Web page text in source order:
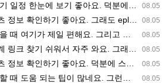
08.05
좋아요. 덕분에 epl중계 볼 때 공식 중계 채널 먼저 찾아봐요. …
08.05
요. 그래도 epl중계 볼 때 공식 중계 채널 먼저 찾아봐요. 북마크…
08.05
. 그리고 무료스포츠중계 정보 확인할 때 출처 꼭 체크해요. 앞…
08.05
와요. 그래서 해외축구중계도 정식 서비스로 봐야 안전해요. 다음…
08.05
덕분에 스포츠중계는 합법적인 경로로만 시청하려 해요. 좋은 정보…
08.05
요. 그런데 해외축구중계도 정식 서비스로 봐야 안전해요. 다음…